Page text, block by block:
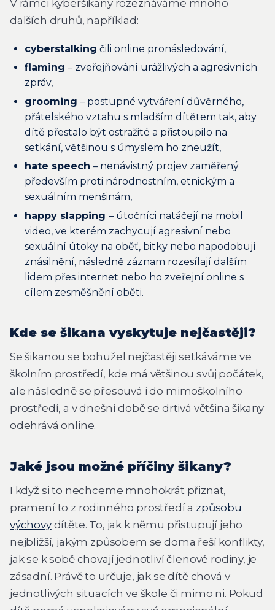
V rámci kyberšikany rozeznáváme mnoho
dalších druhů, například:
cyberstalking čili online pronásledování,
flaming – zveřejňování urážlivých a agresivních
zpráv,
grooming – postupné vytváření důvěrného,
přátelského vztahu s mladším dítětem tak, aby
dítě přestalo být ostražité a přistoupilo na
setkání, většinou s úmyslem ho zneužít,
hate speech – nenávistný projev zaměřený
především proti národnostním, etnickým a
sexuálním menšinám,
happy slapping – útočníci natáčejí na mobil
video, ve kterém zachycují agresivní nebo
sexuální útoky na oběť, bitky nebo napodobují
znásilnění, následně záznam rozesílají dalším
lidem přes internet nebo ho zveřejní online s
cílem zesměšnění oběti.
Kde se šikana vyskytuje nejčastěji?
Se šikanou se bohužel nejčastěji setkáváme ve
školním prostředí, kde má většinou svůj počátek,
ale následně se přesouvá i do mimoškolního
prostředí, a v dnešní době se drtivá většina šikany
odehrává online.
Jaké jsou možné příčiny šikany?
I když si to nechceme mnohokrát přiznat,
pramení to z rodinného prostředí a způsobu
výchovydítěte. To, jak k němu přistupují jeho
nejbližší, jakým způsobem se doma řeší konflikty,
jak se k sobě chovají jednotliví členové rodiny, je
zásadní. Právě to určuje, jak se dítě chová v
jednotlivých situacích ve škole či mimo ni. Pokud